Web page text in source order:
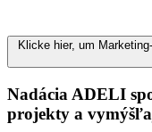
Klicke hier, um
Nadácia ADELI
projekty a